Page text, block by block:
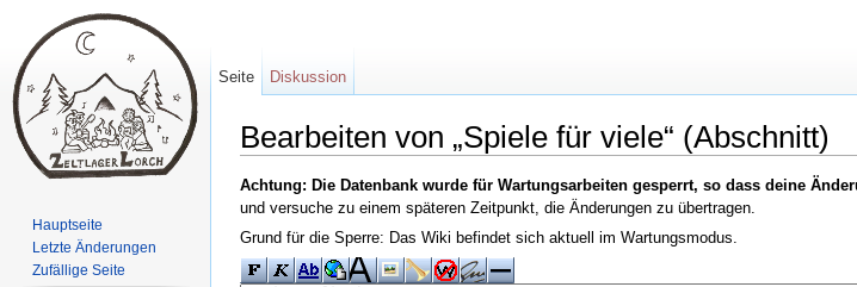
Bearbeiten von „Spiele für viele“ (Abschnitt)
Achtung: Die Datenbank wurde für Wartungsarbeiten gesperrt, so dass deine
und versuche zu einem späteren Zeitpunkt, die Änderungen zu übertragen.
Grund für die Sperre: Das Wiki befindet sich aktuell im Wartungsmodus.
Seite Diskussion
Hauptseite
Letzte Änderungen
Zufällige Seite